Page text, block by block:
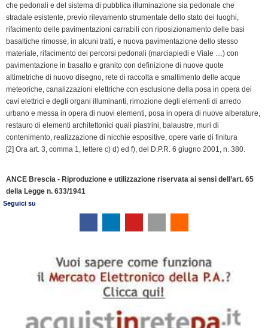
che pedonali e del sistema di pubblica illuminazione sia pedonale che
stradale esistente, previo rilevamento strumentale dello stato dei luoghi,
rifacimento delle pavimentazioni carrabili con riposizionamento delle basi
basaltiche rimosse, in alcuni tratti, e nuova pavimentazione dello stesso
materiale, rifacimento dei percorsi pedonali (marciapiedi e Viale …) con
pavimentazione in basalto e granito con definizione di nuove quote
altimetriche di nuovo disegno, rete di raccolta e smaltimento delle acque
meteoriche, canalizzazioni elettriche con esclusione della posa in opera dei
cavi elettrici e degli organi illuminanti, rimozione degli elementi di arredo
urbano e messa in opera di nuovi elementi, posa in opera di nuove alberature,
restauro di elementi architettonici quali piastrini, balaustre, muri di
contenimento, realizzazione di nicchie espositive, opere varie di finitura
[2] Ora art. 3, comma 1, lettere c) d) ed f), del D.P.R. 6 giugno 2001, n. 380.
ANCE Brescia - Riproduzione e utilizzazione riservata ai sensi dell’art. 65
della Legge n. 633/1941
Seguici su